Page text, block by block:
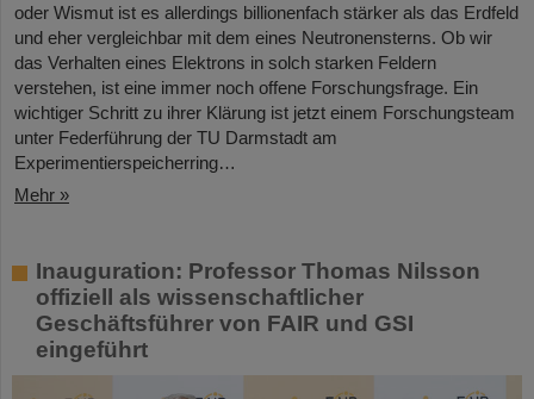
oder Wismut ist es allerdings billionenfach stärker als das Erdfeld
und eher vergleichbar mit dem eines Neutronensterns. Ob wir
das Verhalten eines Elektrons in solch starken Feldern
verstehen, ist eine immer noch offene Forschungsfrage. Ein
wichtiger Schritt zu ihrer Klärung ist jetzt einem Forschungsteam
unter Federführung der TU Darmstadt am
Experimentierspeicherring…
Mehr »
Inauguration: Professor Thomas Nilsson
offiziell als wissenschaftlicher
Geschäftsführer von FAIR und GSI
eingeführt